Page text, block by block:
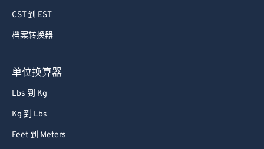
CST 到 EST
档案转换器
单位换算器
Lbs 到 Kg
Kg 到 Lbs
Feet 到 Meters